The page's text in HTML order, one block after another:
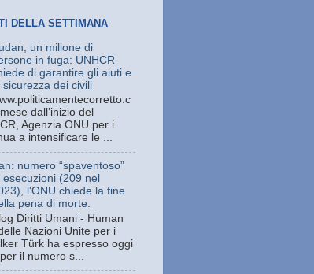
DELLA SETTIMANA
un milione di
in fuga: UNHCR
di garantire gli aiuti e
sicurezza dei civili
dall’inizio del
Agenzia ONU per i
a intensificare le ...
numero “spaventoso”
esecuzioni (209 nel
l'ONU chiede la fine
pena di morte.
Diritti Umani - Human
Nazioni Unite per i
Türk ha espresso oggi
il numero s...